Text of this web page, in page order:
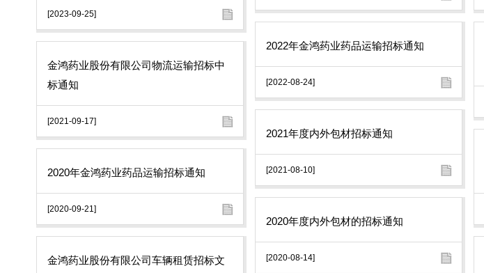
[2023-09-25]
2022年金鸿药业药品运输招标通知
[2022-08-24]
金鸿药业股份有限公司物流运输招标中
标通知
[2021-09-17]
2021年度内外包材招标通知
[2021-08-10]
2020年金鸿药业药品运输招标通知
[2020-09-21]
2020年度内外包材的招标通知
[2020-08-14]
金鸿药业股份有限公司车辆租赁招标文